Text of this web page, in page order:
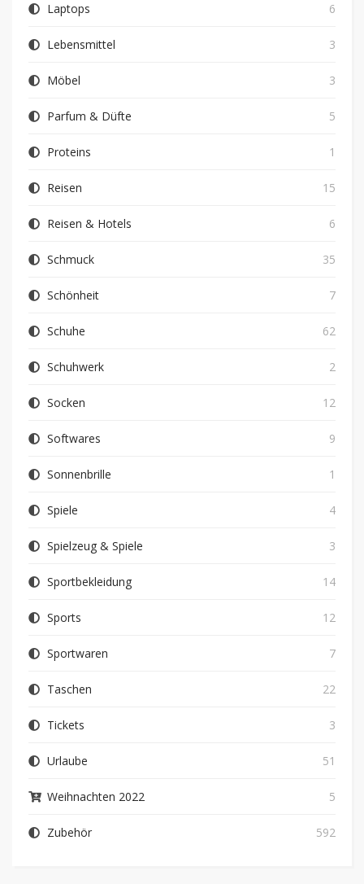
Laptops 6
Lebensmittel 3
Möbel 3
Parfum & Düfte 5
Proteins 1
Reisen 15
Reisen & Hotels 6
Schmuck 35
Schönheit 7
Schuhe 62
Schuhwerk 2
Socken 12
Softwares 9
Sonnenbrille 1
Spiele 4
Spielzeug & Spiele 3
Sportbekleidung 14
Sports 12
Sportwaren 7
Taschen 22
Tickets 3
Urlaube 51
Weihnachten 2022 5
Zubehör 592